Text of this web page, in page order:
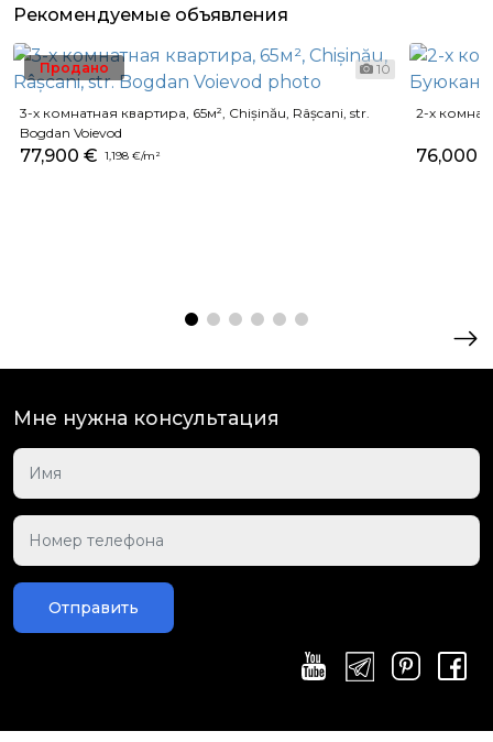
Рекомендуемые объявления
10
Продано
3-х комнатная квартира, 65м², Chișinău, Râșcani, str.
Bogdan Voievod
77,900 € 1,198 €/m²
2-х
76,000
Мне нужна консультация
Отправить